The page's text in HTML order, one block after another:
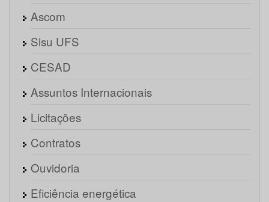
Ascom
Sisu UFS
CESAD
Assuntos Internacionais
Licitações
Contratos
Ouvidoria
Eficiência energética